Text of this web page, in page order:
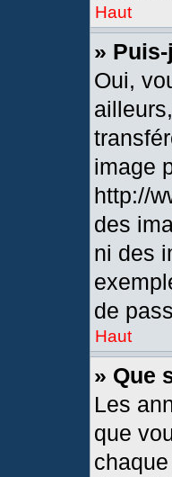
Haut
»
Oui,
image
http://
des
ni des
de
Haut
» Que
Les
que